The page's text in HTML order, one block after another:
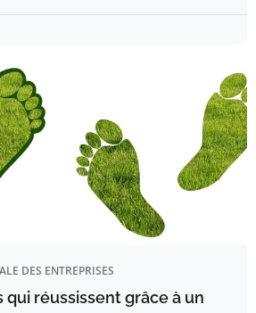
DES ENTREPRISES
qui réussissent grâce à un